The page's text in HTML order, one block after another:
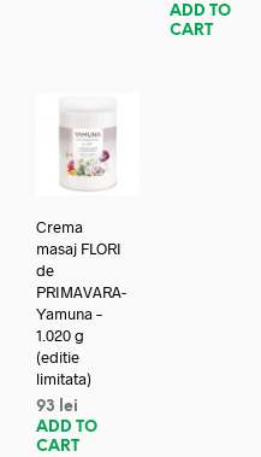
ADD TO
CART
Crema
masaj FLORI
de
PRIMAVARA-
Yamuna –
1.020 g
(editie
limitata)
93
lei
ADD TO
CART